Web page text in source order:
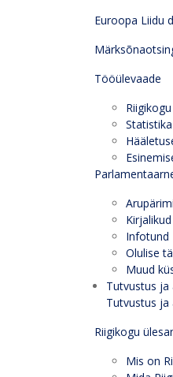
Euroopa Liidu
Tööülevaade
Statistika
Infotund
Olulise
Muud
Tutvustus ja
Tutvustus ja
Riigikogu
Mis on